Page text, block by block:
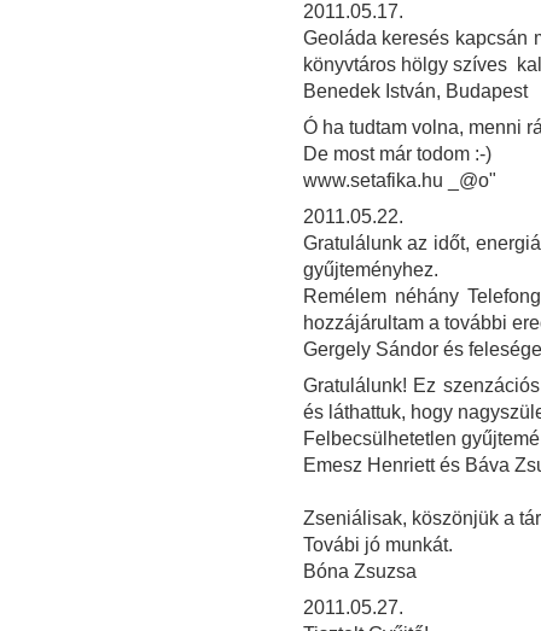
2011.05.17.
Geoláda keresés kapcsán
könyvtáros hölgy szíves
Benedek István, Budapest
Ó ha tudtam volna, menni
De most már todom :-)
www.setafika.hu _@o"
2011.05.22.
Gratulálunk az időt,
gyűjteményhez.
Remélem néhány
hozzájárultam a további
Gergely Sándor és felesége
Gratulálunk! Ez
és láthattuk, hogy
Felbecsülhetetlen
Emesz Henriett és Báva
Zseniálisak, köszönjük a
Továbi jó munkát.
Bóna Zsuzsa
2011.05.27.